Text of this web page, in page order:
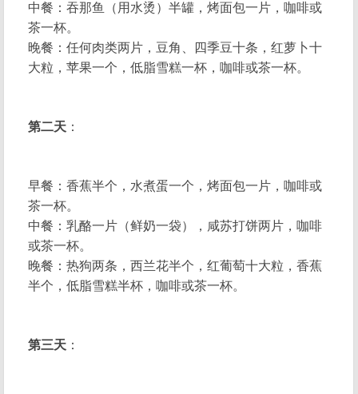
中餐：吞那鱼（用水烫）半罐，烤面包一片，咖啡或
茶一杯。
晚餐：任何肉类两片，豆角、四季豆十条，红萝卜十
大粒，苹果一个，低脂雪糕一杯，咖啡或茶一杯。
第二天 ：
早餐：香蕉半个，水煮蛋一个，烤面包一片，咖啡或
茶一杯。
中餐：乳酪一片（鲜奶一袋），咸苏打饼两片，咖啡
或茶一杯。
晚餐：热狗两条，西兰花半个，红葡萄十大粒，香蕉
半个，低脂雪糕半杯，咖啡或茶一杯。
第三天 ：